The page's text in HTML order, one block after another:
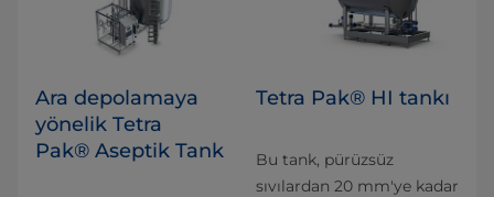
Ara depolamaya
yönelik Tetra
Pak® Aseptik Tank
Tetra Pak® HI tankı
Bu tank, pürüzsüz
sıvılardan 20 mm'ye kadar